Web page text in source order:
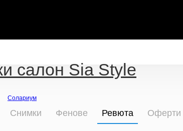
салон Sia Style
Солариум
Снимки Фенове Ревюта Оферти